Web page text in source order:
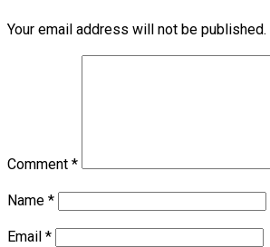
Your email address will not be published.
Comment *
Name *
Email *